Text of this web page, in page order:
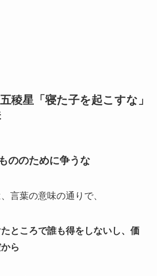
稜星「寝た子を起こすな」
ののために争うな
言葉の意味の通りで、
ところで誰も得をしないし、価
ら